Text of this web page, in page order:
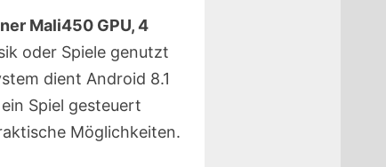
Mali450 GPU, 4
oder Spiele genutzt
dient Android 8.1
Spiel gesteuert
Möglichkeiten.